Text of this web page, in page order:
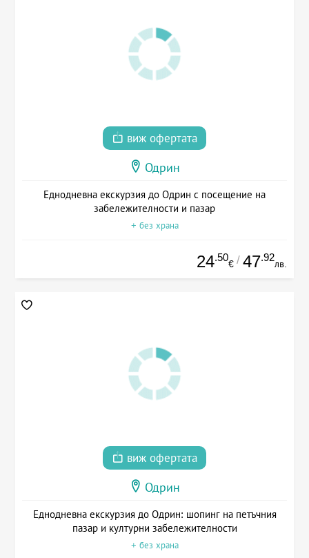
виж офертата
Одрин
Еднодневна екскурзия до Одрин с посещение на
забележителности и пазар
+ без храна
24.50
€ / 47.92
лв.
виж офертата
Одрин
Еднодневна екскурзия до Одрин: шопинг на петъчния
пазар и културни забележителности
+ без храна